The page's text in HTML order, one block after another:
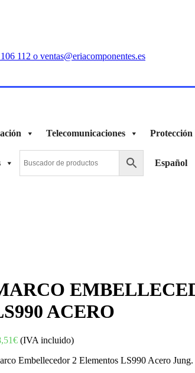
112 o ventas@eriacomponentes.es
Telecomunicaciones
Español
ACERO
€ (IVA incluido)
Embellecedor 2 Elementos LS990 Acero Jung.